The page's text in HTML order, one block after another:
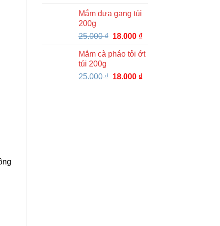
là:
18.000 ₫.
Mắm dưa gang túi
200g
25.000₫ Giá
là:
18.000 ₫Giá
tại
18.000 ₫.
Mắm cà pháo tỏi ớt
túi 200g
25.000₫ Giá
18.000 ₫Giá